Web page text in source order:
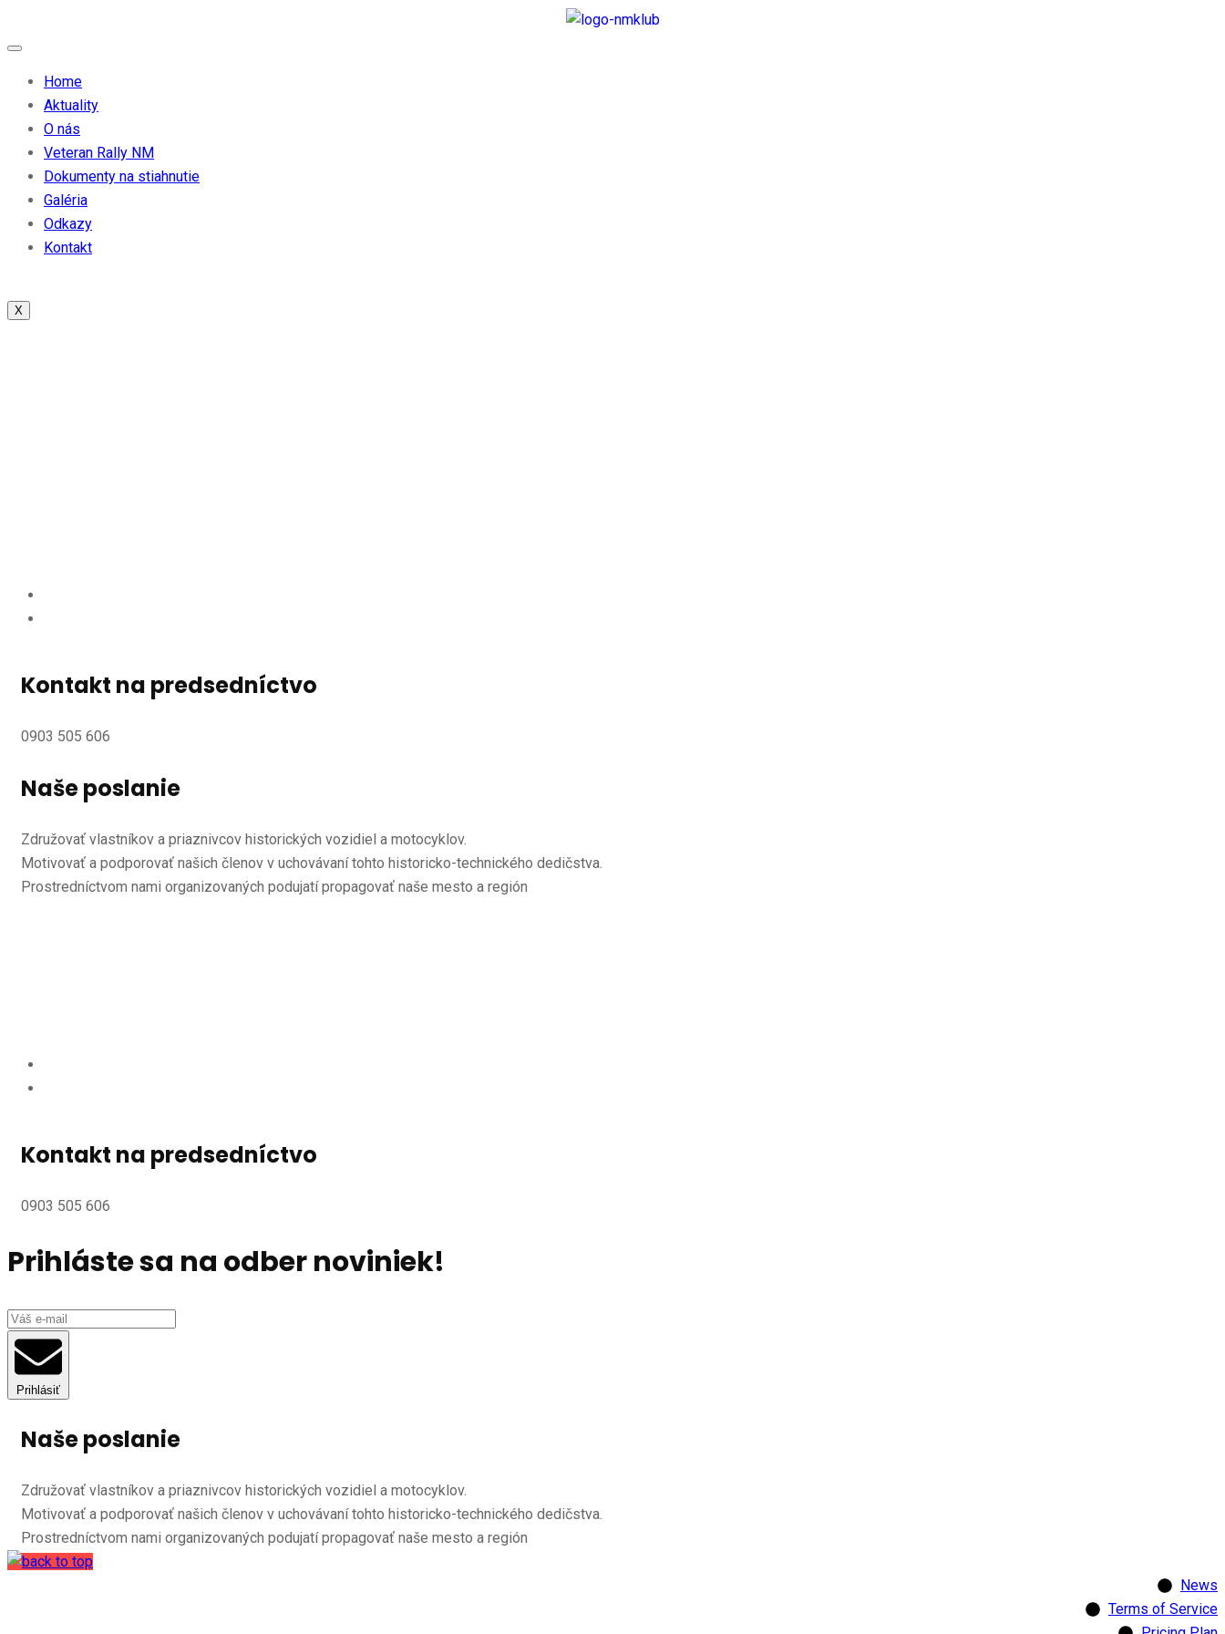
Home
Aktuality
O nás
Veteran Rally NM
Dokumenty na stiahnutie
Galéria
Odkazy
Kontakt
X
Kontakt na predsedníctvo
0903 505 606
Naše poslanie
Združovať vlastníkov a priaznivcov historických vozidiel a motocyklov.
Motivovať a podporovať našich členov v uchovávaní tohto historicko-technického dedičstva.
Prostredníctvom nami organizovaných podujatí propagovať naše mesto a región
Kontakt na predsedníctvo
0903 505 606
Prihláste sa na odber noviniek!
Prihlásiť
Naše poslanie
Združovať vlastníkov a priaznivcov historických vozidiel a motocyklov.
Motivovať a podporovať našich členov v uchovávaní tohto historicko-technického dedičstva.
Prostredníctvom nami organizovaných podujatí propagovať naše mesto a región
News
Terms of Service